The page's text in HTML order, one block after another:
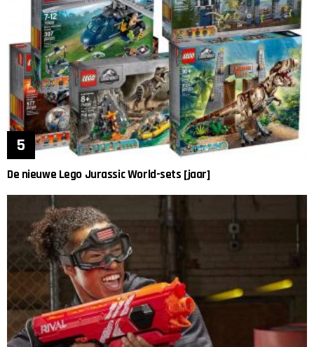
De nieuwe Lego Jurassic World-sets [jaar]